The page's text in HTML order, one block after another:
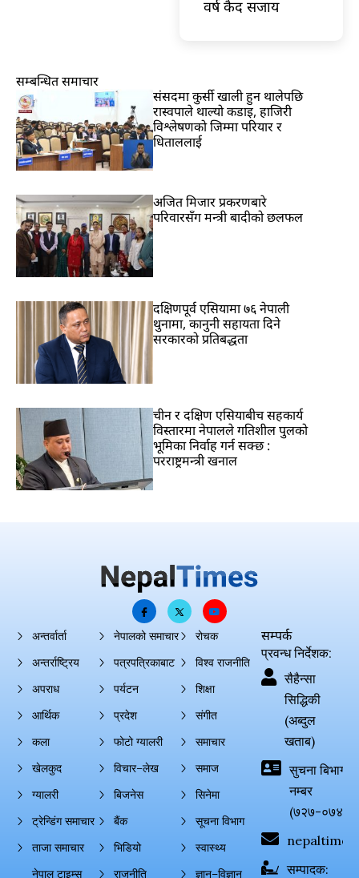
वर्ष कैद सजाय
सम्बन्धित समाचार
संसदमा कुर्सी खाली हुन थालेपछि
रास्वपाले थाल्यो कडाइ, हाजिरी
विश्लेषणको जिम्मा परियार र
धिताललाई
अजित मिजार प्रकरणबारे
परिवारसँग मन्त्री बादीको छलफल
दक्षिणपूर्व एसियामा ७६ नेपाली
थुनामा, कानुनी सहायता दिने
सरकारको प्रतिबद्धता
चीन र दक्षिण एसियाबीच सहकार्य
विस्तारमा नेपालले गतिशील पुलको
भूमिका निर्वाह गर्न सक्छ :
परराष्ट्रमन्त्री खनाल
अन्तर्वार्ता
अन्तर्राष्ट्रिय
अपराध
आर्थिक
कला
खेलकुद
ग्यालरी
ट्रेन्डिंग समाचार
ताजा समाचार
नेपाल टाइम्स
नेपालको समाचार
पत्रपत्रिकाबाट
पर्यटन
प्रदेश
फोटो ग्यालरी
विचार–लेख
बिजनेस
बैंक
भिडियो
राजनीति
रोचक
विश्व राजनीति
शिक्षा
संगीत
समाचार
समाज
सिनेमा
सूचना विभाग
स्वास्थ्य
ज्ञान–विज्ञान
सम्पर्क
प्रवन्ध निर्देशक:
सैहैन्सा
सिद्धिकी
(अब्दुल
खताब)
सुचना बिभाग
नम्बर
(७२७-०७४-
सम्पादक: